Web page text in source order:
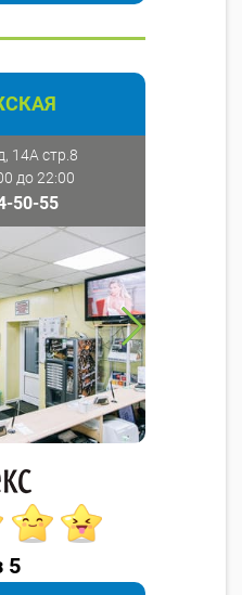
14А стр.8
до 22:00
50-55
5